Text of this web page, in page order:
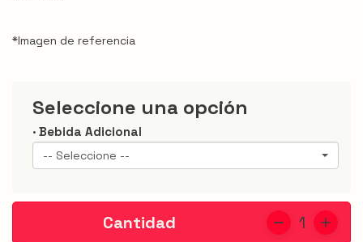
*Imagen de referencia
Seleccione una opción
· Bebida Adicional
-- Seleccione --
Cantidad 1
Los
Pollo
Combos
Ligeros